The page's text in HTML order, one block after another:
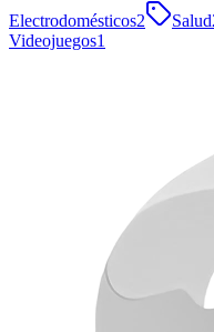
Electrodomésticos2 Salud
Videojuegos1